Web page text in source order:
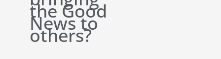
the Good
News to
others?